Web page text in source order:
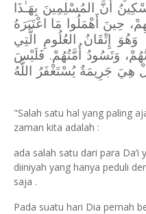
أَنَّ المُسْلِمِينَ بِهَـٰذَا
حِينَ أَهْمَلُوا مَا اعْتَبَرَهُ
إِتْقَانُ العُلُومِ الَّتِي
وَتَسُودُ أُمَّتُهُمْ. فَلَيْسَ
هِيَ جَرِيمَةٌ يُسْتَغْفَرُ اللَّهُ
"Salah satu hal yang paling
zaman kita adalah :
ada salah satu dari para
diiniyah yang hanya peduli
saja .
Pada suatu hari Dia pernah